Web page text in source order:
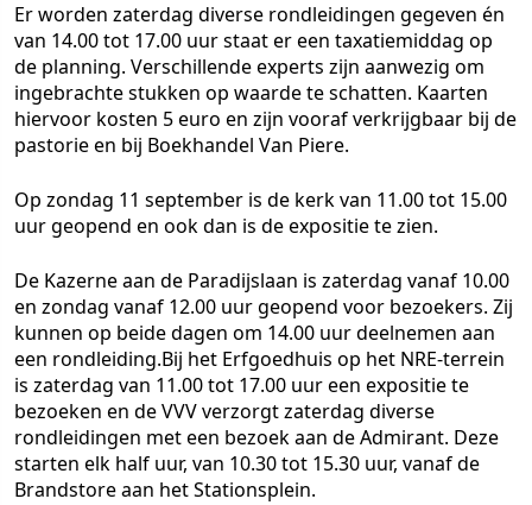
Er worden zaterdag diverse rondleidingen gegeven én
van 14.00 tot 17.00 uur staat er een taxatiemiddag op
de planning. Verschillende experts zijn aanwezig om
ingebrachte stukken op waarde te schatten. Kaarten
hiervoor kosten 5 euro en zijn vooraf verkrijgbaar bij de
pastorie en bij Boekhandel Van Piere.
Op zondag 11 september is de kerk van 11.00 tot 15.00
uur geopend en ook dan is de expositie te zien.
De Kazerne aan de Paradijslaan is zaterdag vanaf 10.00
en zondag vanaf 12.00 uur geopend voor bezoekers. Zij
kunnen op beide dagen om 14.00 uur deelnemen aan
een rondleiding.Bij het Erfgoedhuis op het NRE-terrein
is zaterdag van 11.00 tot 17.00 uur een expositie te
bezoeken en de VVV verzorgt zaterdag diverse
rondleidingen met een bezoek aan de Admirant. Deze
starten elk half uur, van 10.30 tot 15.30 uur, vanaf de
Brandstore aan het Stationsplein.